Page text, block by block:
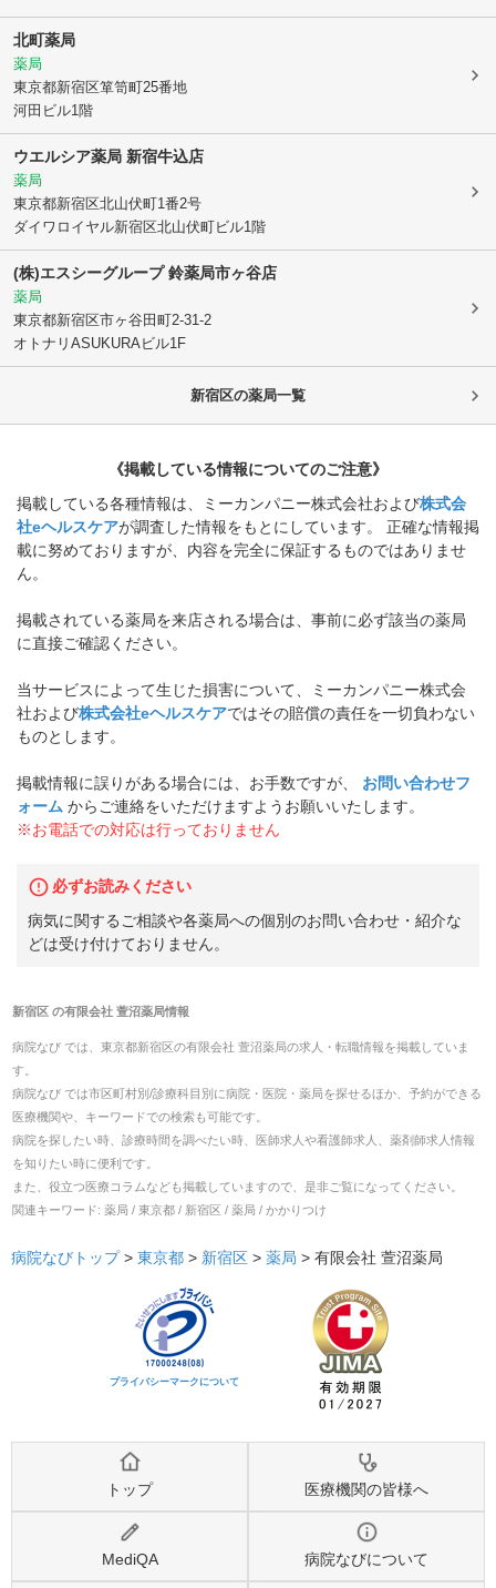
北町薬局
薬局
東京都新宿区箪笥町25番地
河田ビル1階
ウエルシア薬局 新宿牛込店
薬局
東京都新宿区北山伏町1番2号
ダイワロイヤル新宿区北山伏町ビル1階
(株)エスシーグループ 鈴薬局市ヶ谷店
薬局
東京都新宿区市ヶ谷田町2-31-2
オトナリASUKURAビル1F
新宿区の薬局一覧
《掲載している情報についてのご注意》
掲載している各種情報は、ミーカンパニー株式会社および株式会
社eヘルスケアが調査した情報をもとにしています。 正確な情報掲
載に努めておりますが、内容を完全に保証するものではありませ
ん。
掲載されている薬局を来店される場合は、事前に必ず該当の薬局
に直接ご確認ください。
当サービスによって生じた損害について、ミーカンパニー株式会
社および株式会社eヘルスケアではその賠償の責任を一切負わない
ものとします。
掲載情報に誤りがある場合には、お手数ですが、
お問い合わせフ
ォーム からご連絡をいただけますようお願いいたします。
※お電話での対応は行っておりません
必ずお読みください
病気に関するご相談や各薬局への個別のお問い合わせ・紹介な
どは受け付けておりません。
新宿区の有限会社 萱沼薬局情報
病院なび では、 東京都新宿区の有限会社 萱沼薬局の求人・転職情報を掲載していま
す。
病院なび では市区町村別/診療科目別に病院・医院・薬局を探せるほか、予約ができる
医療機関や、キーワードでの検索も可能です。
病院を探したい時、診療時間を調べたい時、医師求人や看護師求人、薬剤師求人情報
を知りたい時に便利です。
また、役立つ医療コラムなども掲載していますので、是非ご覧になってください。
関連キーワード: 薬局 / 東京都 / 新宿区 / 薬局 / かかりつけ
病院なびトップ > 東京都 > 新宿区 > 薬局 > 有限会社 萱沼薬局
プライバシーマークについて
トップ 医療機関の皆様へ
MediQA 病院なびについて